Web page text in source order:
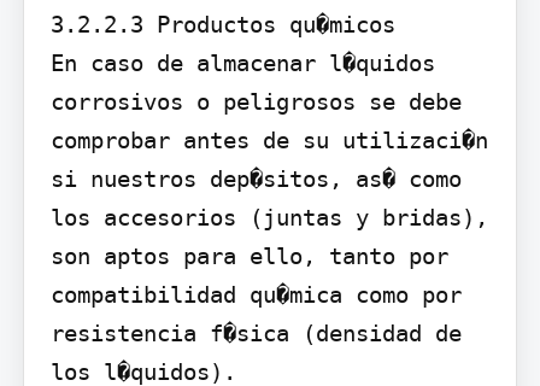
3.2.2.3 Productos qu�micos
En caso de almacenar l�quidos
corrosivos o peligrosos se debe
comprobar antes de su utilizaci�n
si nuestros dep�sitos, as� como
los accesorios (juntas y bridas),
son aptos para ello, tanto por
compatibilidad qu�mica como por
resistencia f�sica (densidad de
los l�quidos).